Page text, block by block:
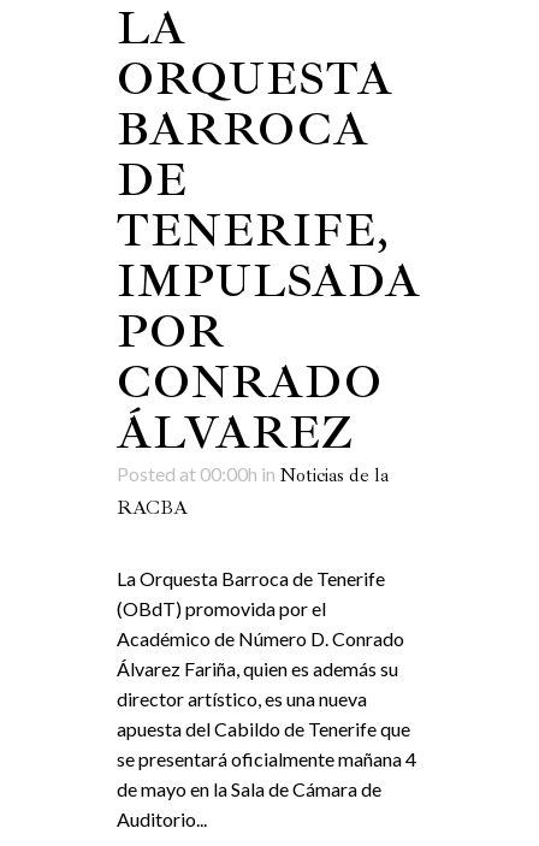
LA
ORQUESTA
BARROCA
DE
TENERIFE,
IMPULSADA
POR
CONRADO
ÁLVAREZ
Posted at 00:00h in Noticias de la
RACBA
La Orquesta Barroca de Tenerife
(OBdT) promovida por el
Académico de Número D. Conrado
Álvarez Fariña, quien es además su
director artístico, es una nueva
apuesta del Cabildo de Tenerife que
se presentará oficialmente mañana 4
de mayo en la Sala de Cámara de
Auditorio...